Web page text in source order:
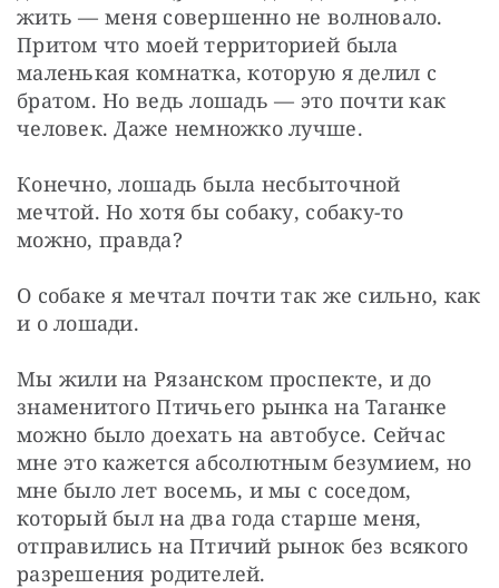
жить — меня совершенно не волновало.
Притом что моей территорией была
маленькая комнатка, которую я делил с
братом. Но ведь лошадь — это почти как
человек. Даже немножко лучше.
Конечно, лошадь была несбыточной
мечтой. Но хотя бы собаку, собаку-то
можно, правда?
О собаке я мечтал почти так же сильно, как
и о лошади.
Мы жили на Рязанском проспекте, и до
знаменитого Птичьего рынка на Таганке
можно было доехать на автобусе. Сейчас
мне это кажется абсолютным безумием, но
мне было лет восемь, и мы с соседом,
который был на два года старше меня,
отправились на Птичий рынок без всякого
разрешения родителей.